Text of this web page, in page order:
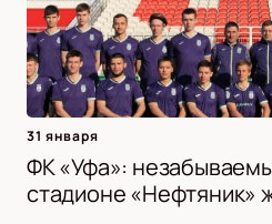
31 января
ФК «Уфа»:
стадионе «Нефтяник»